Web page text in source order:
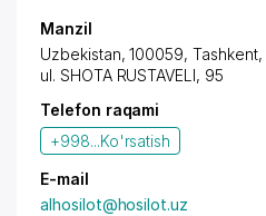
Manzil
Uzbekistan, 100059, Tashkent,
ul. SHOTA RUSTAVELI, 95
Telefon raqami
+998...Ko'rsatish
E-mail
alhosilot@hosilot.uz